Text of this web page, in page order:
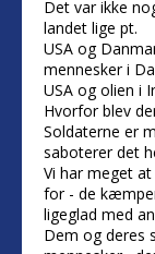
Det var ikke
landet lige pt.
USA og
mennesker i
USA og olien i
Hvorfor blev
Soldaterne er
saboterer det
Vi har meget
for - de
ligeglad med
Dem og deres